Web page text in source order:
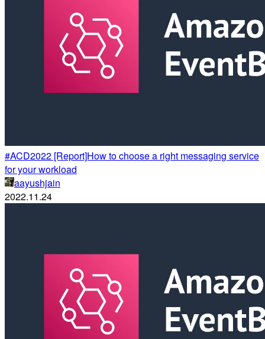
#ACD2022 [Report]How to choose a right messaging service
for your workload
aayushjain
2022.11.24